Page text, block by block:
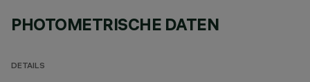
PHOTOMETRISCHE DATEN
DETAILS